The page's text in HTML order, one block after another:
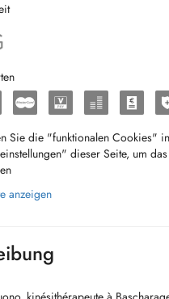
Sie die "funktionalen Cookies"
dieser Seite, um
anzeigen